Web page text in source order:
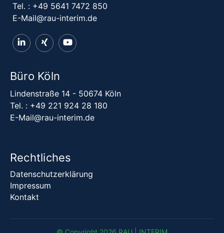
Tel. : +49 5641 7472 850
E-Mail@rau-interim.de
Büro Köln
Lindenstraße 14 - 50674 Köln
Tel. : +49 221 924 28 180
E-Mail@rau-interim.de
Rechtliches
Datenschutzerklärung
Impressum
Kontakt